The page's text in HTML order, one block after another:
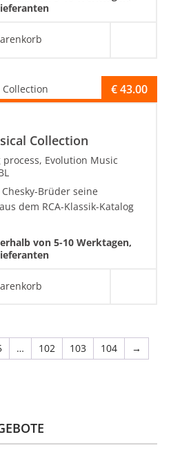
Collection
€43.00
Evolution Music
Brüder seine
dem RCA-Klassik-Katalog
von 5-10 Werktagen,
… 102 103 104 →